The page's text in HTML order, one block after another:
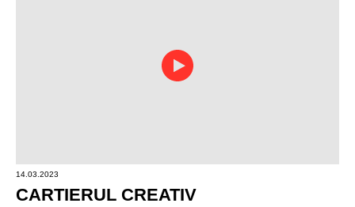
14.03.2023
CARTIERUL CREATIV